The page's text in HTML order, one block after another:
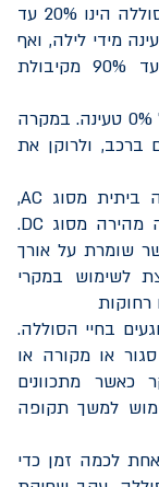
הטווח האופטימלי לשמירה על חיי הסוללה הינו 20% עד
מידי לילה, ואף
רצוי להגביל את הטעינה ל-80% עד 90% מקיבולת
רצוי לא להביא את הסוללה למצב של 0% טעינה. במקרה
ברכב, ולרוקן את
ביתית מסוג AC
,
מהירה מסוג DC
.
שומרת על אורך
לשימוש במקרי
רחוקות
בחיי הסוללה.
או מקורה או
כאשר מתכוונים
למשך תקופה
לכמה זמן כדי